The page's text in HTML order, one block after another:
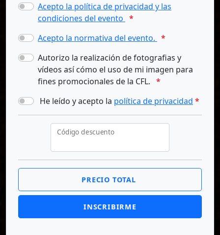
Acepto la política de privacidad y las
condiciones del evento *
Acepto la normativa del evento. *
Autorizo la realización de fotografias y
vídeos así cómo el uso de mi imagen para
fines promocionales de la CFL. *
He leído y acepto la política de privacidad *
Código descuento
PRECIO TOTAL
INSCRIBIRME